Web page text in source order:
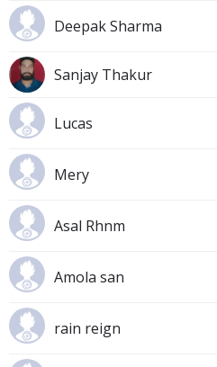
Deepak Sharma
Sanjay Thakur
Lucas
Mery
Asal Rhnm
Amola san
rain reign